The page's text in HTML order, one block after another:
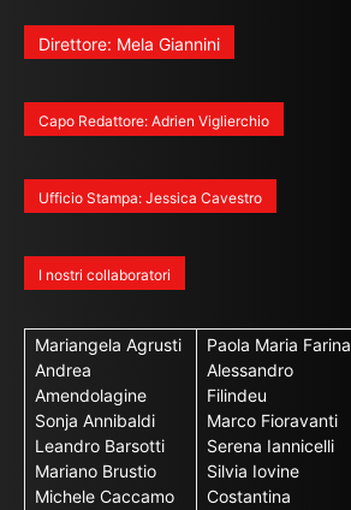
Direttore: Mela Giannini
Capo Redattore: Adrien Viglierchio
Ufficio Stampa: Jessica Cavestro
I nostri collaboratori
Mariangela Agrusti
Andrea
Amendolagine
Sonja Annibaldi
Leandro Barsotti
Mariano Brustio
Michele Caccamo
Paola Maria Farina
Alessandro
Filindeu
Marco Fioravanti
Serena Iannicelli
Silvia Iovine
Costantina